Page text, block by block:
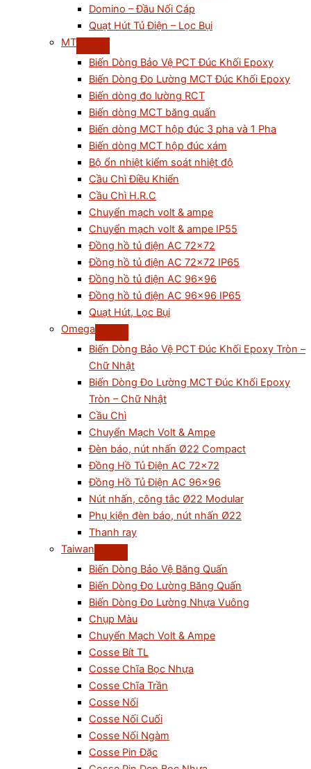
Domino – Đầu Nối Cáp
Quạt Hút Tủ Điện – Lọc Bụi
MT
Biến Dòng Bảo Vệ PCT Đúc Khối Epoxy
Biến Dòng Đo Lường MCT Đúc Khối Epoxy
Biến dòng đo lường RCT
Biến dòng MCT băng quấn
Biến dòng MCT hộp đúc 3 pha và 1 Pha
Biến dòng MCT hộp đúc xám
Bộ ổn nhiệt kiểm soát nhiệt độ
Cầu Chì Điều Khiển
Cầu Chì H.R.C
Chuyển mạch volt & ampe
Chuyển mạch volt & ampe IP55
Đồng hồ tủ điện AC 72×72
Đồng hồ tủ điện AC 72×72 IP65
Đồng hồ tủ điện AC 96×96
Đồng hồ tủ điện AC 96×96 IP65
Quạt Hút, Lọc Bụi
Omega
Biến Dòng Bảo Vệ PCT Đúc Khối Epoxy Tròn –
Chữ Nhật
Biến Dòng Đo Lường MCT Đúc Khối Epoxy
Tròn – Chữ Nhật
Cầu Chì
Chuyển Mạch Volt & Ampe
Đèn báo, nút nhấn Ø22 Compact
Đồng Hồ Tủ Điện AC 72×72
Đồng Hồ Tủ Điện AC 96×96
Nút nhấn, công tắc Ø22 Modular
Phụ kiện đèn báo, nút nhấn Ø22
Thanh ray
Taiwan
Biến Dòng Bảo Vệ Băng Quấn
Biến Dòng Đo Lường Băng Quấn
Biến Dòng Đo Lường Nhựa Vuông
Chụp Màu
Chuyển Mạch Volt & Ampe
Cosse Bít TL
Cosse Chĩa Bọc Nhựa
Cosse Chĩa Trần
Cosse Nối
Cosse Nối Cuối
Cosse Nối Ngàm
Cosse Pin Đặc